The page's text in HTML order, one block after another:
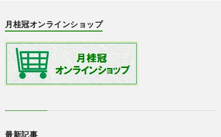
月桂冠オンラインショップ
最新記事